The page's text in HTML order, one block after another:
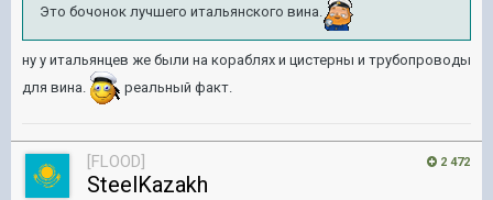
Это бочонок лучшего итальянского вина.
ну у итальянцев же были на кораблях и цистерны и трубопроводы
для вина.
реальный факт.
2 472
[FLOOD]
SteelKazakh